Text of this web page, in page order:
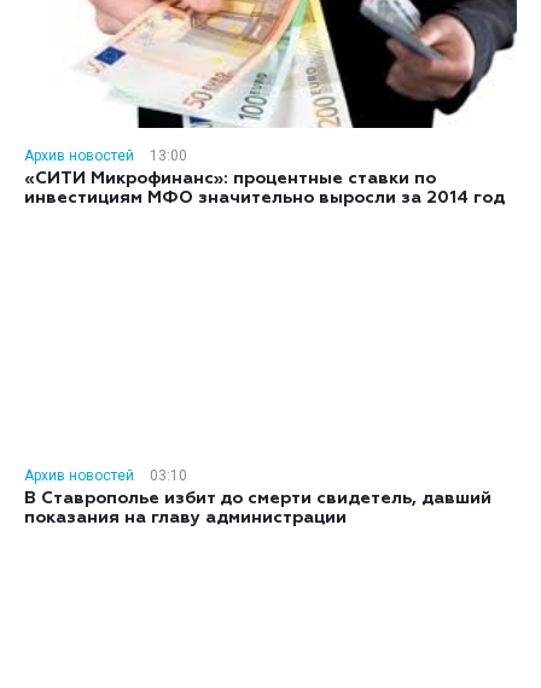
Архив новостей
13:00
«СИТИ Микрофинанс»: процентные ставки по
инвестициям МФО значительно выросли за 2014 год
Архив новостей
03:10
В Ставрополье избит до смерти свидетель, давший
показания на главу администрации